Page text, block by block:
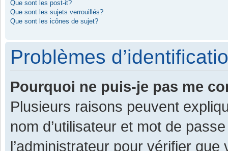
Que sont les post-it?
Que sont les sujets verrouillés?
Que sont les icônes de sujet?
Problèmes
Pourquoi ne puis-je pas me
Plusieurs raisons peuvent
nom d’utilisateur et mot de
l’administrateur pour vérifier